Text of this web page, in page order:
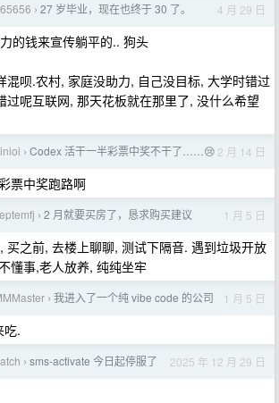
› 27 岁毕业，现在也终于 30 了。 4 月 29 日
的钱来宣传躺平的.. 狗头
混呗.农村, 家庭没助力, 自己没目标, 大学时错过
过呢互联网, 那天花板就在那里了, 没什么希望
› Codex 活干一半彩票中奖不干了……😢 2 月 14 日
票中奖跑路啊
› 2 月就要买房了，恳求购买建议 1 月 5 日
买之前, 去楼上聊聊, 测试下隔音. 遇到垃圾开放
懂事,老人放养, 纯纯坐牢
› 我进入了一个纯 vibe code 的公司 1 月 5 日
吃.
› sms-activate 今日起停服了 2025 年 12 月 29 日